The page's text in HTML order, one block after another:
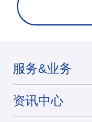
服务&业务
资讯中心